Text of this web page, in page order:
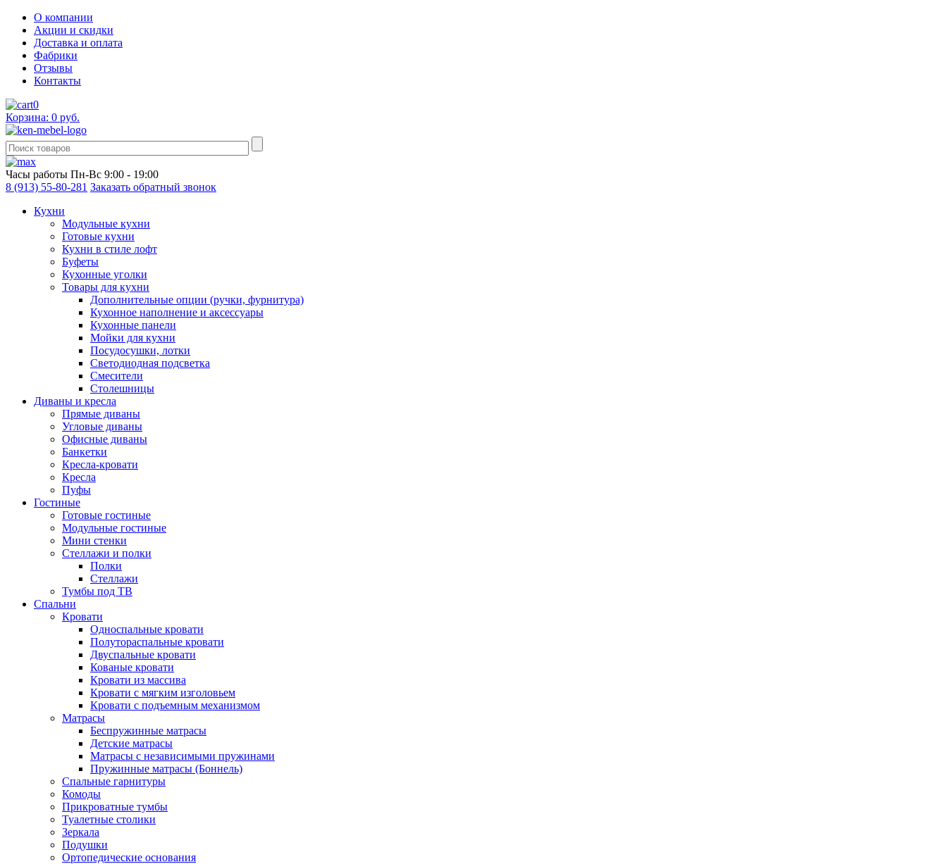
О компании
Акции и скидки
Доставка и оплата
Фабрики
Отзывы
Контакты
0
Корзина: 0 руб.
Часы работы Пн-Вс 9:00 - 19:00
8 (913) 55-80-281 Заказать обратный звонок
Кухни
Модульные кухни
Готовые кухни
Кухни в стиле лофт
Буфеты
Кухонные уголки
Товары для кухни
Дополнительные опции (ручки, фурнитура)
Кухонное наполнение и аксессуары
Кухонные панели
Мойки для кухни
Посудосушки, лотки
Светодиодная подсветка
Смесители
Столешницы
Диваны и кресла
Прямые диваны
Угловые диваны
Офисные диваны
Банкетки
Кресла-кровати
Кресла
Пуфы
Гостиные
Готовые гостиные
Модульные гостиные
Мини стенки
Стеллажи и полки
Полки
Стеллажи
Тумбы под ТВ
Спальни
Кровати
Односпальные кровати
Полутораспальные кровати
Двуспальные кровати
Кованые кровати
Кровати из массива
Кровати с мягким изголовьем
Кровати с подъемным механизмом
Матрасы
Беспружинные матрасы
Детские матрасы
Матрасы с независимыми пружинами
Пружинные матрасы (Боннель)
Спальные гарнитуры
Комоды
Прикроватные тумбы
Туалетные столики
Зеркала
Подушки
Ортопедические основания